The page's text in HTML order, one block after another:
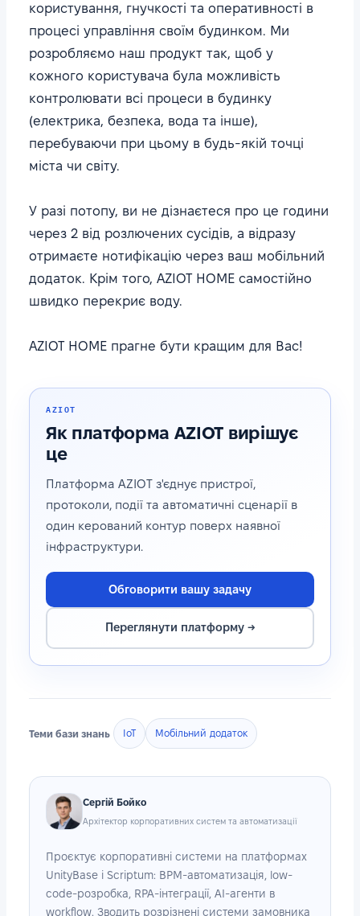
користування, гнучкості та оперативності в
процесі управління своїм будинком. Ми
розробляємо наш продукт так, щоб у
кожного користувача була можливість
контролювати всі процеси в будинку
(електрика, безпека, вода та інше),
перебуваючи при цьому в будь-якій точці
міста чи світу.
У разі потопу, ви не дізнаєтеся про це години
через 2 від розлючених сусідів, а відразу
отримаєте нотифікацію через ваш мобільний
додаток. Крім того, AZIOT HOME самостійно
швидко перекриє воду.
AZIOT HOME прагне бути кращим для Вас!
AZIOT
Як платформа AZIOT вирішує
це
Платформа AZIOT з'єднує пристрої,
протоколи, події та автоматичні сценарії в
один керований контур поверх наявної
інфраструктури.
Обговорити вашу задачу
Переглянути платформу →
Теми бази знань IoT Мобільний додаток
Сергій Бойко
Архітектор корпоративних систем та автоматизації
Проєктує корпоративні системи на платформах
UnityBase і Scriptum: BPM-автоматизація, low-
code-розробка, RPA-інтеграції, AI-агенти в
workflow. Зводить розрізнені системи замовника